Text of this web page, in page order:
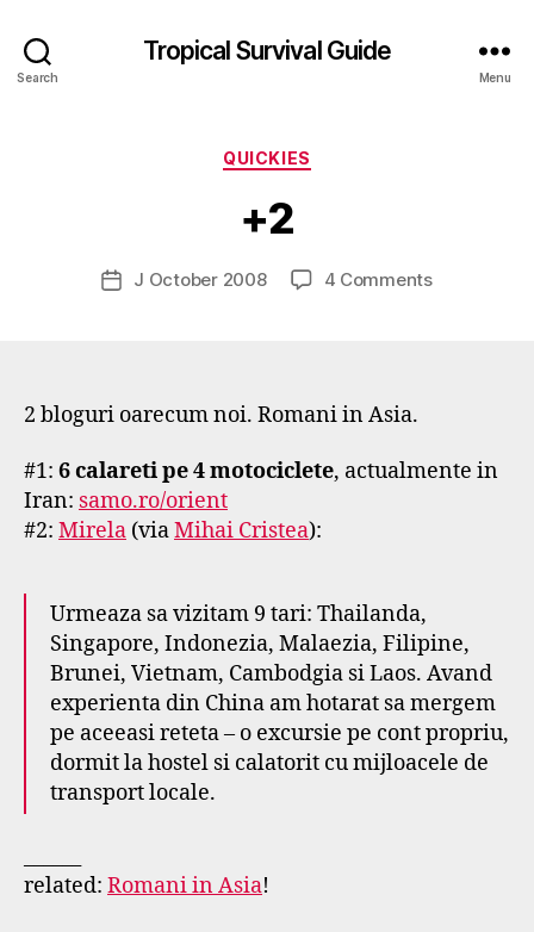
Search
Tropical Survival Guide
Menu
Categories
QUICKIES
+2
Post
author
o
d
f
PostJ October 2008 4 Commentson
2 bloguri oarecum noi. Romani in Asia.
#1: 6 calareti pe 4 motociclete, actualmente in
Iran: samo.ro/orient
#2: Mirela (viaMihai Cristea):
Urmeaza sa vizitam 9 tari: Thailanda,
Singapore, Indonezia, Malaezia, Filipine,
Brunei, Vietnam, Cambodgia si Laos. Avand
experienta din China am hotarat sa mergem
pe aceeasi reteta – o excursie pe cont propriu,
dormit la hostel si calatorit cu mijloacele de
transport locale.
related: Romani in Asia!